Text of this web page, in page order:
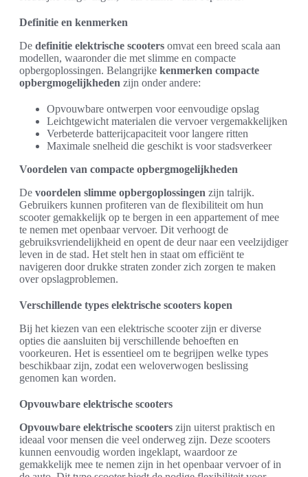
Definitie en kenmerken
De definitie elektrische scooters omvat een breed scala aan
modellen, waaronder die met slimme en compacte
opbergoplossingen. Belangrijke kenmerken compacte
opbergmogelijkheden zijn onder andere:
Opvouwbare ontwerpen voor eenvoudige opslag
Leichtgewicht materialen die vervoer vergemakkelijken
Verbeterde batterijcapaciteit voor langere ritten
Maximale snelheid die geschikt is voor stadsverkeer
Voordelen van compacte opbergmogelijkheden
De voordelen slimme opbergoplossingen zijn talrijk.
Gebruikers kunnen profiteren van de flexibiliteit om hun
scooter gemakkelijk op te bergen in een appartement of mee
te nemen met openbaar vervoer. Dit verhoogt de
gebruiksvriendelijkheid en opent de deur naar een veelzijdiger
leven in de stad. Het stelt hen in staat om efficiënt te
navigeren door drukke straten zonder zich zorgen te maken
over opslagproblemen.
Verschillende types elektrische scooters kopen
Bij het kiezen van een elektrische scooter zijn er diverse
opties die aansluiten bij verschillende behoeften en
voorkeuren. Het is essentieel om te begrijpen welke types
beschikbaar zijn, zodat een weloverwogen beslissing
genomen kan worden.
Opvouwbare elektrische scooters
Opvouwbare elektrische scooters zijn uiterst praktisch en
ideaal voor mensen die veel onderweg zijn. Deze scooters
kunnen eenvoudig worden ingeklapt, waardoor ze
gemakkelijk mee te nemen zijn in het openbaar vervoer of in